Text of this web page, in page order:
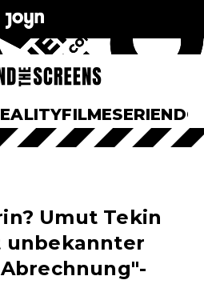
FILMESERIEN
Umut Tekin
unbekannter